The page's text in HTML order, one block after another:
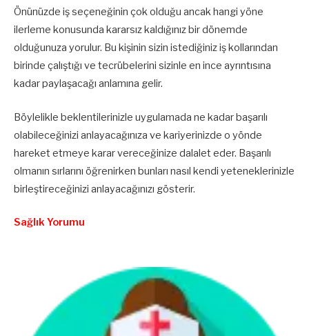
Önünüzde iş seçeneğinin çok olduğu ancak hangi yöne
ilerleme konusunda kararsız kaldığınız bir dönemde
olduğunuza yorulur. Bu kişinin sizin istediğiniz iş kollarından
birinde çalıştığı ve tecrübelerini sizinle en ince ayrıntısına
kadar paylaşacağı anlamına gelir.
Böylelikle beklentilerinizle uygulamada ne kadar başarılı
olabileceğinizi anlayacağınıza ve kariyerinizde o yönde
hareket etmeye karar vereceğinize dalalet eder. Başarılı
olmanın sırlarını öğrenirken bunları nasıl kendi yeteneklerinizle
birleştireceğinizi anlayacağınızı gösterir.
Sağlık Yorumu